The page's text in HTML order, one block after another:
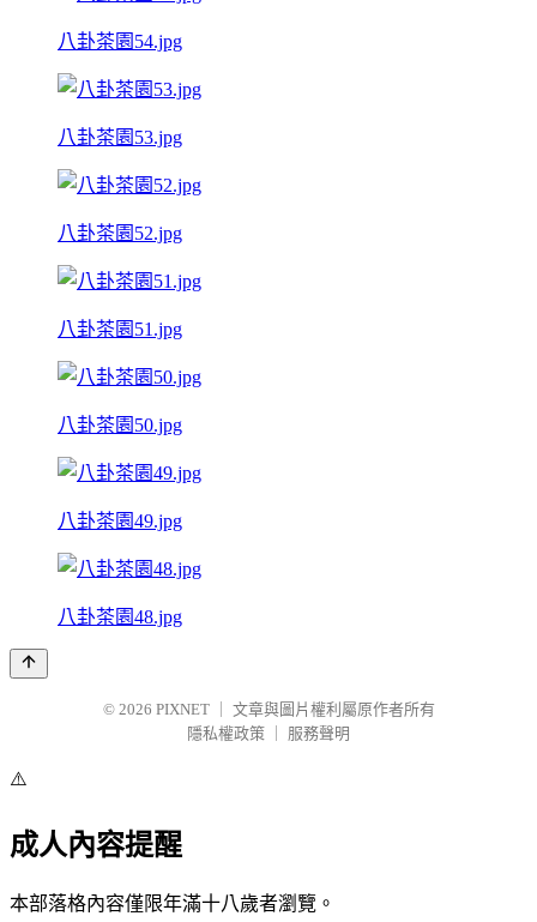
八卦茶園54.jpg
八卦茶園53.jpg
八卦茶園52.jpg
八卦茶園51.jpg
八卦茶園50.jpg
八卦茶園49.jpg
八卦茶園48.jpg
© 2026 PIXNET
文章與圖片權利屬原作者所有
隱私權政策
服務聲明
⚠️
成人內容提醒
本部落格內容僅限年滿十八歲者瀏覽。